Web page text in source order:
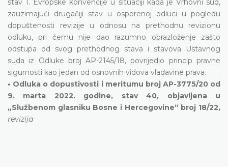
stav 1. Evropske konvencije u situaciji kada je Vrhovni sud,
zauzimajući drugačiji stav u osporenoj odluci u pogledu
dopuštenosti revizije u odnosu na prethodnu revizionu
odluku, pri čemu nije dao razumno obrazloženje zašto
odstupa od svog prethodnog stava i stavova Ustavnog
suda iz Odluke broj AP-2145/18, povrijedio princip pravne
sigurnosti kao jedan od osnovnih vidova vladavine prava.
• Odluka o dopustivosti i meritumu broj AP-3775/20 od
9. marta 2022. godine, stav 40, objavljena u
„Službenom glasniku Bosne i Hercegovine“ broj 18/22,
revizija